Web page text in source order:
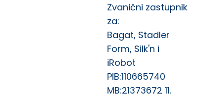
Zvanični zastupnik
za:
Bagat, Stadler
Form, Silk'n i
iRobot
PIB:110665740
MB:21373672 11.